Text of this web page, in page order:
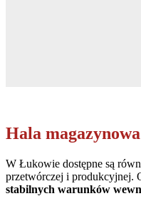
Hala magazynowa
W Łukowie dostępne są
przetwórczej i produkcyjnej.
stabilnych warunków